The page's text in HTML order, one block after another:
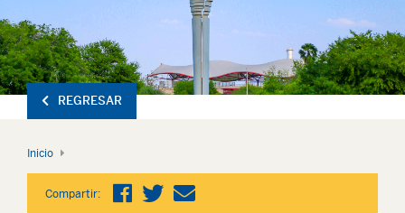
REGRESAR
Inicio
Compartir: